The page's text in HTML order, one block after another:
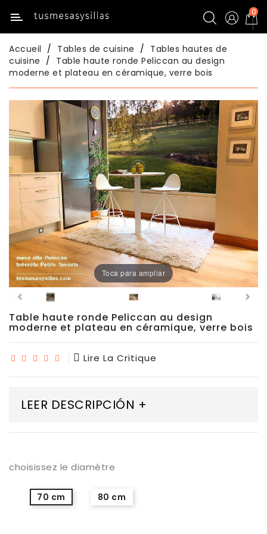
Catégorie
Inicio
Tables
De
Cuisine
Chaises
De
Cuisine
Tables
De
Salle
À
Manger
Chaises
De
Salle
À
Manger
Porcelaine
Extérieur/jardin
0
Accueil Tables de cuisine
Tables hautes de
cuisine
Table haute ronde Peliccan au design
moderne et plateau en céramique, verre bois
Toca para ampliar
Table haute ronde Peliccan au design
moderne et plateau en céramique, verre bois
Lire La Critique
LEER DESCRIPCIÓN +
choisissez le diamétre
70 cm 80 cm